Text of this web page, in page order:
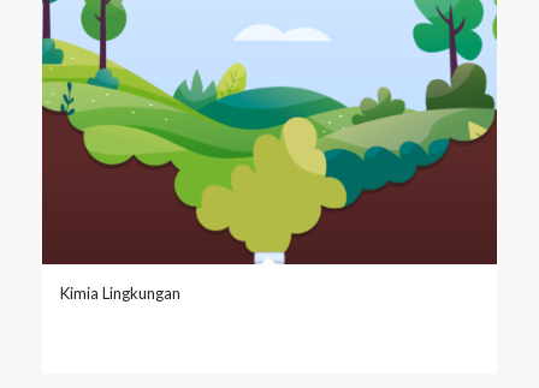
Kimia Lingkungan